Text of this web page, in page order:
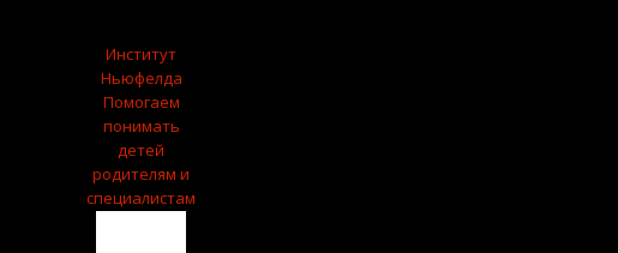
Институт
Ньюфелда
Помогаем
понимать
детей
родителям и
специалистам